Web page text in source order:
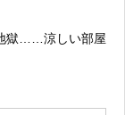
獄……涼しい部屋